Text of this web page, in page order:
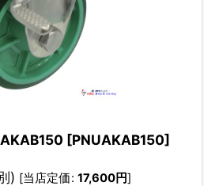
[PNUAKAB150]
) [当店定価: 17,600円]